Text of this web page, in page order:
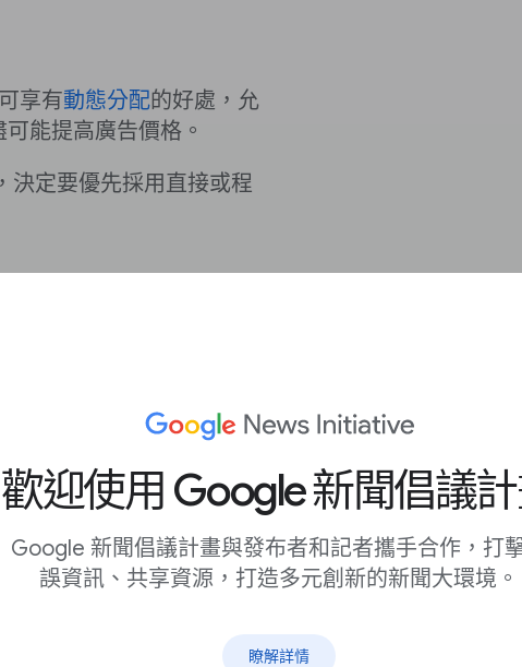
歡迎使用 Google 新聞倡議
Google 新聞倡議計畫與發布者和記者攜手合作，打
誤資訊、共享資源，打造多元創新的新聞大環境。
瞭解詳情
享有動態分配的好處，允
能提高廣告價格。
，決定要優先採用直接或程
出廣告空間的價格。